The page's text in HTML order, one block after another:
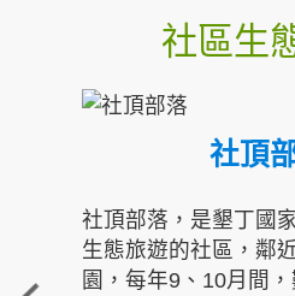
社區生
社頂
社頂部落，是墾丁國
生態旅遊的社區，鄰
園，每年9、10月間